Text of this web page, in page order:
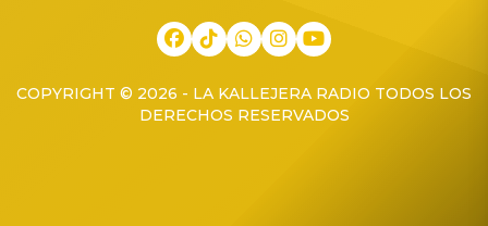
COPYRIGHT © 2026 - LA KALLEJERA RADIO TODOS LOS
DERECHOS RESERVADOS